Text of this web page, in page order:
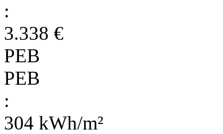
:
3.338 €
PEB
PEB
:
304 kWh/m²